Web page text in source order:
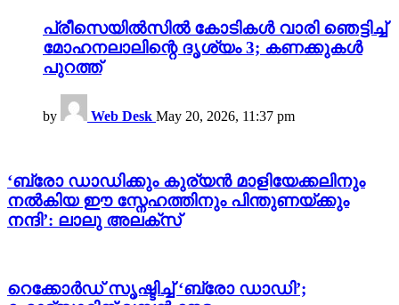
പ്രീസെയിൽസിൽ കോടികൾ വാരി ഞെട്ടിച്ച്
മോഹനലാലിന്റെ ദൃശ്യം 3; കണക്കുകൾ
പുറത്ത്
by Web Desk May 20, 2026, 11:37 pm
‘ബ്രോ ഡാഡിക്കും കുര്യൻ മാളിയേക്കലിനും
നൽകിയ ഈ സ്നേഹത്തിനും പിന്തുണയ്ക്കും
നന്ദി’: ലാലു അലക്സ്
റെക്കോർഡ് സൃഷ്ടിച്ച് ‘ബ്രോ ഡാഡി’;